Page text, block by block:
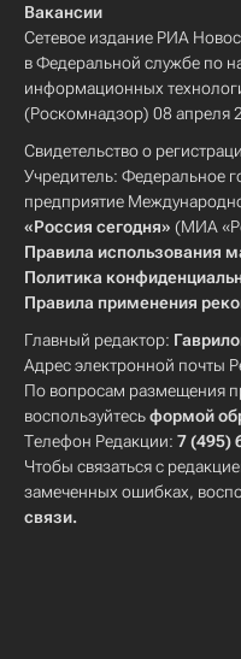
Вакансии
Сетевое издание РИА
в Федеральной службе по
информационных
(Роскомнадзор) 08 апреля
Свидетельство о
Учредитель: Федеральное
предприятие
«Россия сегодня» (МИА
Правила использования
Политика
Правила применения
Главный редактор:
Адрес электронной почты
По вопросам размещения
воспользуйтесьформой
Телефон Редакции: 7 (495)
Чтобы связаться с
замеченных ошибках,
связи.